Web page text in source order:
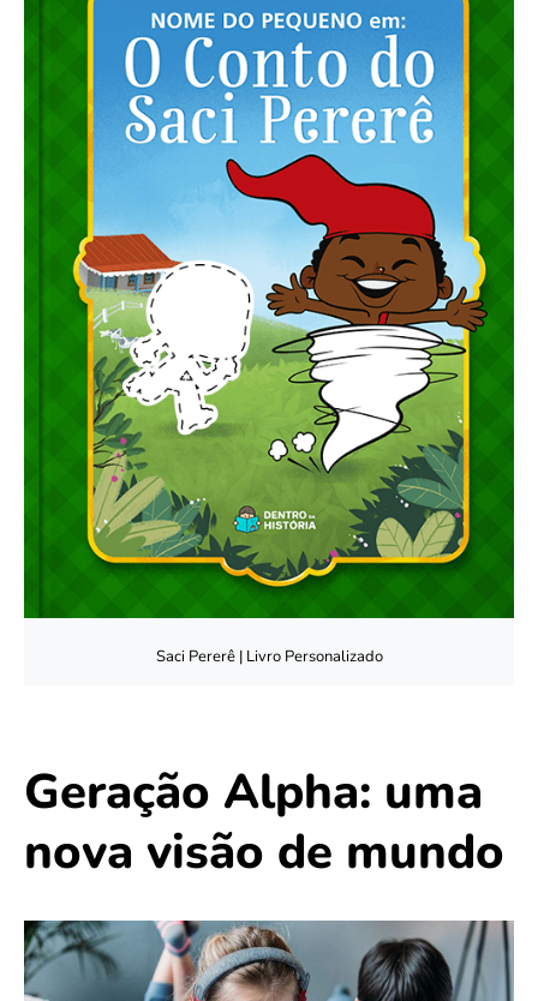
Saci Pererê | Livro Personalizado
Geração Alpha: uma
nova visão de mundo